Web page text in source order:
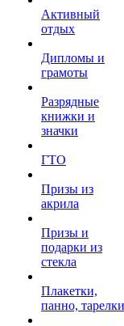
Активный
отдых
Дипломы и
грамоты
Разрядные
книжки и
значки
ГТО
Призы из
акрила
Призы и
подарки из
стекла
Плакетки,
панно, тарелки